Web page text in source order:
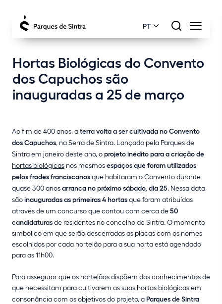
PT
Hortas Biológicas do Convento
dos Capuchos são
inauguradas a 25 de março
Ao fim de 400 anos, aterra volta a ser cultivada no Convento
dos Capuchos, na Serra de Sintra. Lançado pela Parques de
Sintra em janeiro deste ano, oprojeto inédito para a criação de
hortas biológicas nos mesmosespaços que foram utilizados
pelos frades franciscanosque habitaram o Convento durante
quase 300 anosarranca no próximo sábado, dia 25. Nessa data,
sãoinauguradas as primeiras 4 hortasque foram atribuídas
através de um concurso que contou com cerca de50
candidaturasde residentes no concelho de Sintra. O momento
simbólico em que serão descerradas as placas com os nomes
escolhidos por cada hortelão para a sua horta está agendado
para as 11h00.
Para assegurar que os hortelãos dispõem dos conhecimentos de
que necessitam para cultivarem as suas hortas biológicas em
consonância com os objetivos do projeto, aParques de Sintra